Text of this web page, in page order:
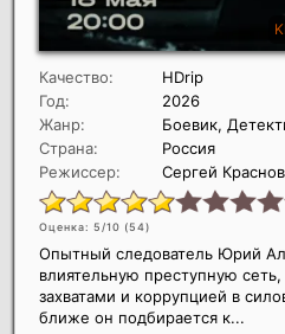
Качество:
HDrip
Год:
2026
Жанр:
Боевик,
Страна:
Россия
Режиссер:
Сергей Краснов
Оценка: 5/10 (54)
Опытный следователь Юрий
влиятельную преступную
захватами и коррупцией в
ближе он подбирается к...